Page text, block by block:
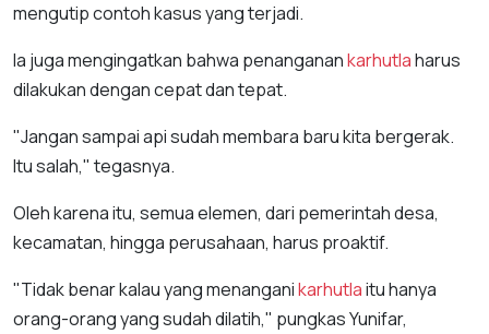
mengutip contoh kasus yang terjadi.
Ia juga mengingatkan bahwa penanganankarhutlaharus
dilakukan dengan cepat dan tepat.
"Jangan sampai api sudah membara baru kita bergerak.
Itu salah," tegasnya.
Oleh karena itu, semua elemen, dari pemerintah desa,
kecamatan, hingga perusahaan, harus proaktif.
"Tidak benar kalau yang menanganikarhutlaitu hanya
orang-orang yang sudah dilatih," pungkas Yunifar,